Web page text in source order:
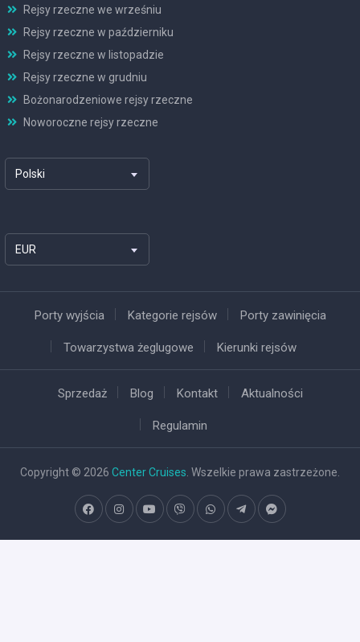
Rejsy rzeczne we wrześniu
Rejsy rzeczne w październiku
Rejsy rzeczne w listopadzie
Rejsy rzeczne w grudniu
Bożonarodzeniowe rejsy rzeczne
Noworoczne rejsy rzeczne
Polski
EUR
Porty wyjścia Kategorie rejsów Porty zawinięcia
Towarzystwa żeglugowe Kierunki rejsów
Sprzedaż Blog Kontakt Aktualności
Regulamin
Copyright © 2026 Center Cruises. Wszelkie prawa zastrzeżone.